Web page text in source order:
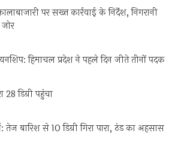
पर सख्त कार्रवाई के निर्देश, निगरानी
हिमाचल प्रदेश ने पहले दिन जीते तीनों पदक
डिग्री पहुंचा
तेज बारिश से 10 डिग्री गिरा पारा, ठंड का अहसास